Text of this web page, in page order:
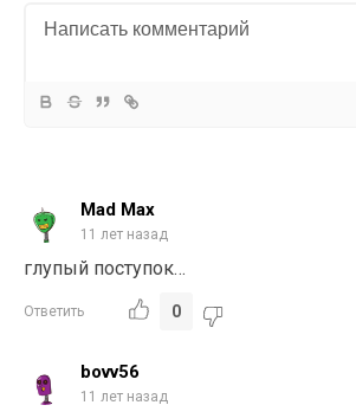
Mad Max
11 лет назад
глупый поступок…
Ответить 0
bovv56
11 лет назад